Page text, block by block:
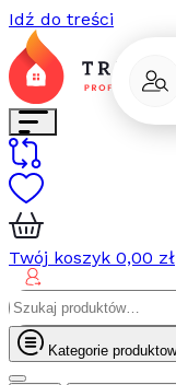
Idź do treści
Twój koszyk 0,00 zł
Szukaj:
Kategorie